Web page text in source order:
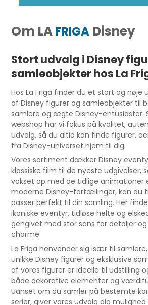
Om LAFRIGA Disney
Stort udvalg i Disney
samleobjekter hos La
Hos La Friga finder du et stort og nøje
af Disney figurer og samleobjekter til
samlere og ægte Disney-entusiaster.
webshop har vi fokus på kvalitet,
udvalg, så du altid kan finde figurer,
fra Disney-universet hjem til dig.
Vores sortiment dækker Disney
klassiske film til de nyeste udgivelser,
vokset op med de tidlige animationer
moderne Disney-fortællinger, kan du
passer perfekt til din samling. Her
ikoniske eventyr, tidløse helte og
gengivet med stor sans for detaljer
charme.
La Friga henvender sig især til
unikke Disney figurer og eksklusive
af vores figurer er ideelle til udstilling
både dekorative elementer og
Uanset om du samler på bestemte
serier, giver vores udvalg dig